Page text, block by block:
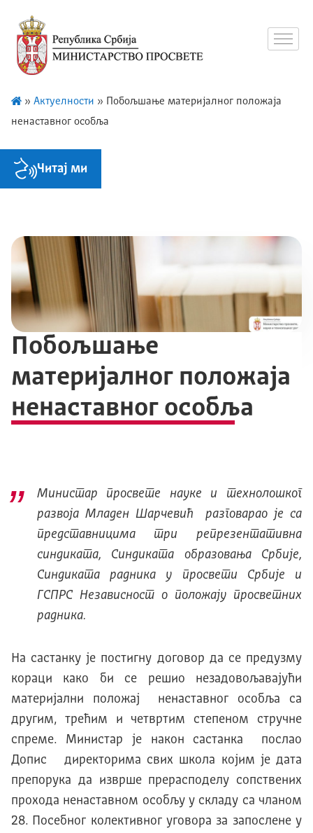
» Актуелности » Побољшање материјалног положаја
ненаставног особља
Читај ми
Побољшање
материјалног положаја
ненаставног особља
Министар просвете науке и технолошког
развоја Младен Шарчевић разговарао је са
представницима три репрезентативна
синдиката, Синдиката образовања Србије,
Синдиката радника у просвети Србије и
ГСПРС Независност о положају просветних
радника.
На састанку је постигну договор да се предузму
кораци како би се решио незадовољавајући
материјални положај ненаставног особља са
другим, трећим и четвртим степеном стручне
спреме. Министар је након састанка послао
Допис директорима свих школа којим је дата
препорука да изврше прерасподелу сопствених
прохода ненаставном особљу у складу са чланом
28. Посебног колективног уговора за запослене у